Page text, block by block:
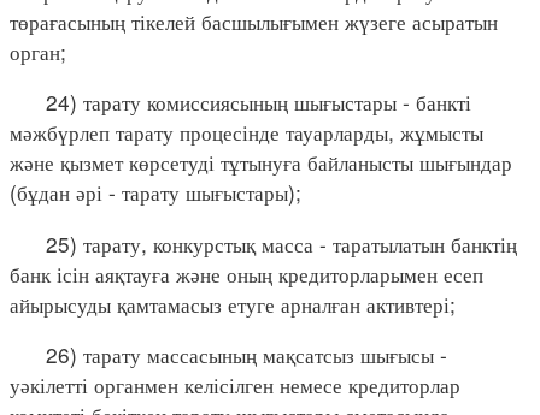
төрағасының тікелей басшылығымен жүзеге асыратын
орган;
24) тарату комиссиясының шығыстары - банкті
мәжбүрлеп тарату процесінде тауарларды, жұмысты
және қызмет көрсетуді тұтынуға байланысты шығындар
(бұдан әрі - тарату шығыстары);
25) тарату, конкурстық масса - таратылатын банктің
банк ісін аяқтауға және оның кредиторларымен есеп
айырысуды қамтамасыз етуге арналған активтері;
26) тарату массасының мақсатсыз шығысы -
уәкілетті органмен келісілген немесе кредиторлар